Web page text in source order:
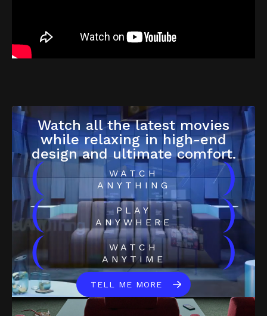
Watch all the latest movies
while relaxing in high-end
design and ultimate comfort.
(
WATCH
ANYTHING
)
(
PLAY
ANYWHERE
)
(
WATCH
ANYTIME
)
TELL ME MORE